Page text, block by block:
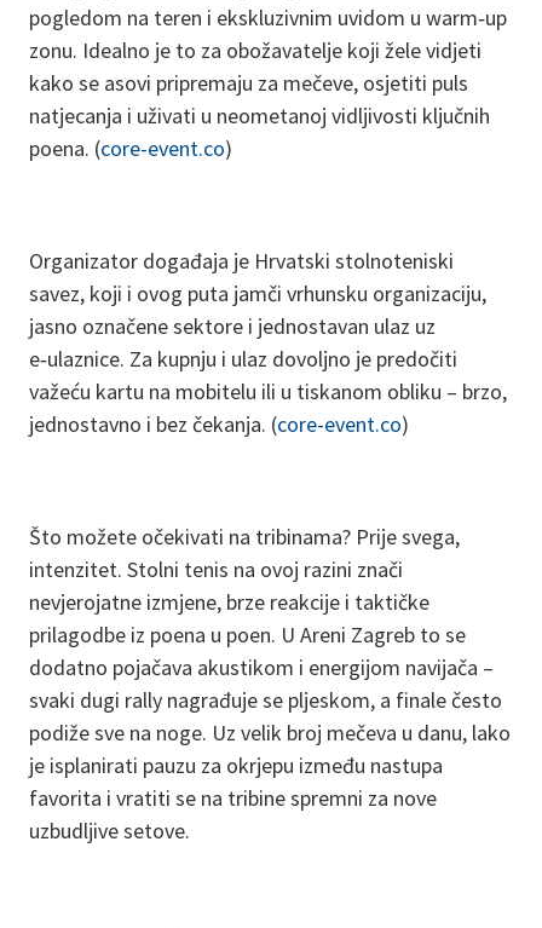
pogledom na teren i ekskluzivnim uvidom u warm‑up
zonu. Idealno je to za obožavatelje koji žele vidjeti
kako se asovi pripremaju za mečeve, osjetiti puls
natjecanja i uživati u neometanoj vidljivosti ključnih
poena. (core-event.co)
Organizator događaja je Hrvatski stolnoteniski
savez, koji i ovog puta jamči vrhunsku organizaciju,
jasno označene sektore i jednostavan ulaz uz
e‑ulaznice. Za kupnju i ulaz dovoljno je predočiti
važeću kartu na mobitelu ili u tiskanom obliku – brzo,
jednostavno i bez čekanja. (core-event.co)
Što možete očekivati na tribinama? Prije svega,
intenzitet. Stolni tenis na ovoj razini znači
nevjerojatne izmjene, brze reakcije i taktičke
prilagodbe iz poena u poen. U Areni Zagreb to se
dodatno pojačava akustikom i energijom navijača –
svaki dugi rally nagrađuje se pljeskom, a finale često
podiže sve na noge. Uz velik broj mečeva u danu, lako
je isplanirati pauzu za okrjepu između nastupa
favorita i vratiti se na tribine spremni za nove
uzbudljive setove.